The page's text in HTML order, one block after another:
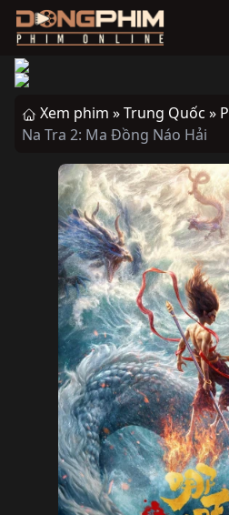
Xem phim »Trung Quốc »
Na Tra 2: Ma Đồng Náo Hải